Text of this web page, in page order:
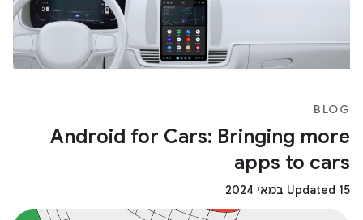
BLOG
Android for Cars: Bringing more
apps to cars
Updated 15 במאי 2024